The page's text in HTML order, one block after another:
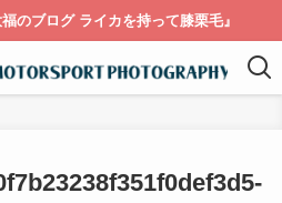
ブログ ライカを持って膝栗毛』